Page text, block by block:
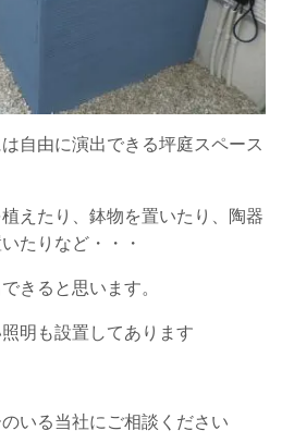
自由に演出できる坪庭スペース
えたり、鉢物を置いたり、陶器
たりなど・・・
きると思います。
明も設置してあります
いる当社にご相談ください